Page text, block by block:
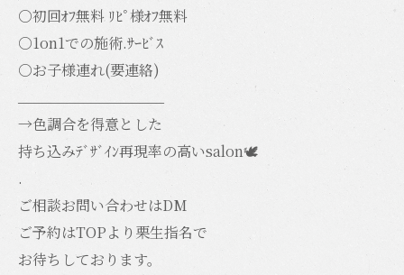
○初回ｵﾌ無料 ﾘﾋﾟ様ｵﾌ無料
○1on1での施術.ｻｰﾋﾞｽ
○お子様連れ(要連絡)
→色調合を得意とした
持ち込みﾃﾞｻﾞｲﾝ再現率の高いsalon🕊️
.
ご相談お問い合わせはDM
ご予約はTOPより栗生指名で
お待ちしております。